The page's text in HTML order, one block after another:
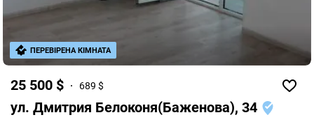
25 500 $ 689 $
ул. Дмитрия Белоконя(Баженова), 34
ПЕРЕВІРЕНА КІМНАТА